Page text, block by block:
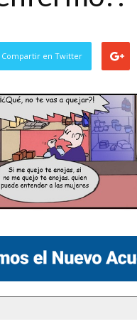
Compartir en Twitter